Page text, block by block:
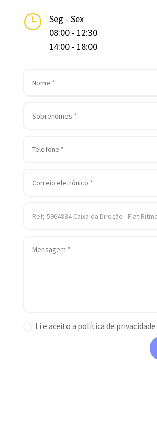
}
Seg - Sex
08:00 - 12:30
14:00 - 18:00
Li e aceito a política de privacidade